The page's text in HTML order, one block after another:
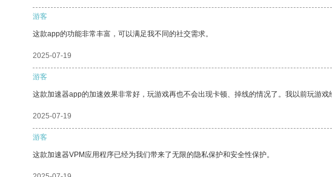
游客
这款app的功能非常丰富，可以满足我不同的社交需求。
2025-07-19
游客
这款加速器app的加速效果非常好，玩游戏再也不会出现卡顿、掉线的情况了。我以前玩游
2025-07-19
游客
这款加速器VPM应用程序已经为我们带来了无限的隐私保护和安全性保护。